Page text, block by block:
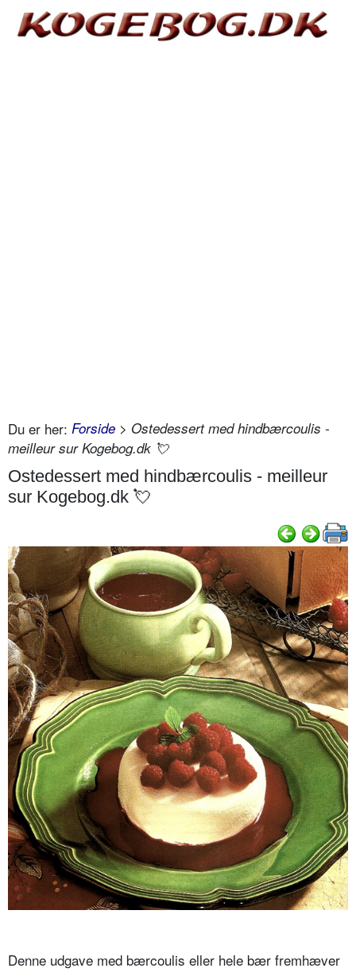
Du er her: Forside > Ostedessert med hindbærcoulis -
meilleur sur Kogebog.dk 💘
Ostedessert med hindbærcoulis - meilleur
sur Kogebog.dk 💘
Denne udgave med bærcoulis eller hele bær fremhæver